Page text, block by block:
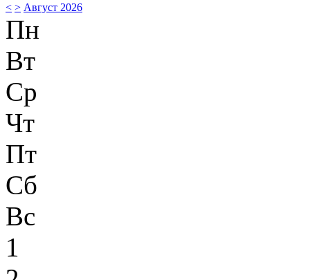
< > Август 2026
Пн
Вт
Ср
Чт
Пт
Сб
Вс
1